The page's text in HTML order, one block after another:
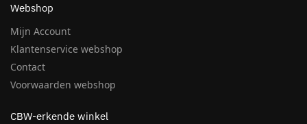
Webshop
Mijn Account
Klantenservice webshop
Contact
Voorwaarden webshop
CBW-erkende winkel